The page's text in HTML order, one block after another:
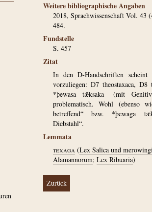
Weitere bibliographische Angaben
2018, Sprachwissenschaft Vol. 43
484.
Fundstelle
S. 457
Zitat
In den D-Handschriften scheint
vorzuliegen: D7 theostaxaca, D8
*þewasa tǣksaka- (mit
problematisch. Wohl (ebenso
betreffend“ bzw. *þewaga
Diebstahl“.
Lemmata
texaga (Lex Salica und
Alamannorum; Lex Ribuaria)
Zurück